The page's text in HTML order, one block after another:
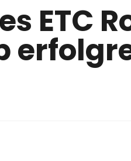
ETC